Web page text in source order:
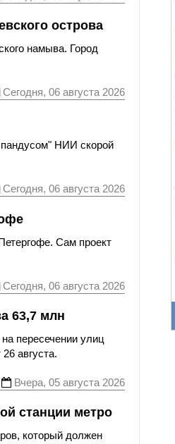
острова
намыва. Город
Сегодня, 06 августа 2026
пандусом" НИИ скорой
Сегодня, 06 августа 2026
Сам проект
Сегодня, 06 августа 2026
63,7 млн
пересечении улиц
августа.
Вчера, 05 августа 2026
станции метро
который должен